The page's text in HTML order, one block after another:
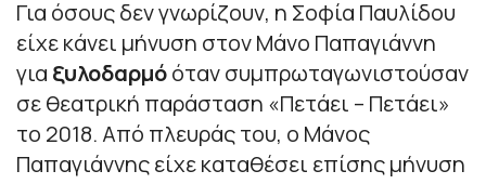
Για όσους δεν γνωρίζουν, η Σοφία Παυλίδου
είχε κάνει μήνυση στον Μάνο Παπαγιάννη
για ξυλοδαρμόόταν συμπρωταγωνιστούσαν
σε θεατρική παράσταση «Πετάει – Πετάει»
το 2018. Από πλευράς του, ο Μάνος
Παπαγιάννης είχε καταθέσει επίσης μήνυση